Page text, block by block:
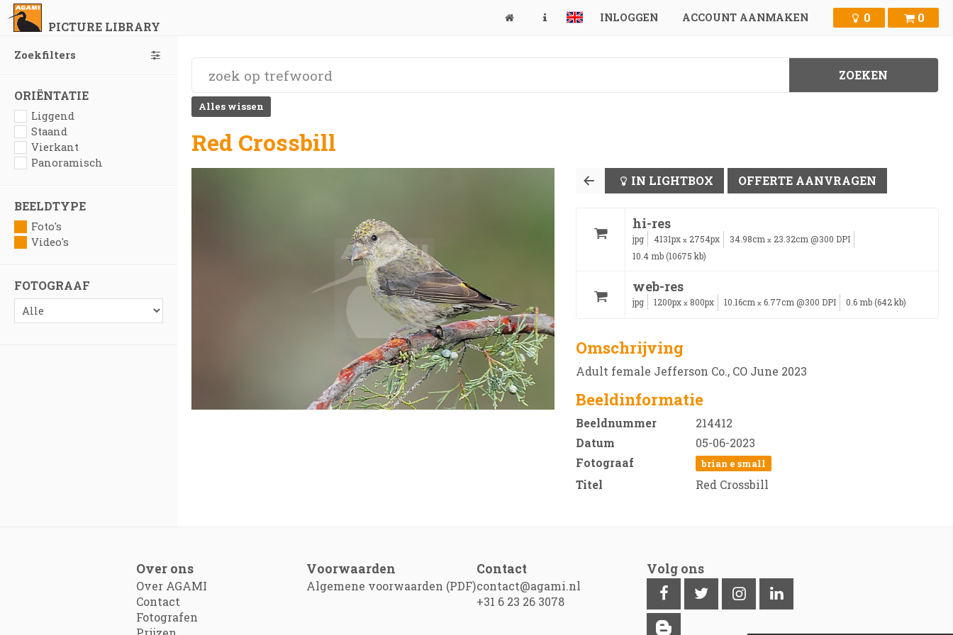
PICTURE LIBRARY
INLOGGEN ACCOUNT AANMAKEN 0 0
Zoekfilters
ORIËNTATIE
Liggend
Staand
Vierkant
Panoramisch
BEELDTYPE
Foto's
Video's
FOTOGRAAF
Alles wissen
Red Crossbill
IN LIGHTBOX OFFERTE AANVRAGEN
hi-res
jpg 4131px x 2754px 34.98cm x 23.32cm @300 DPI
10.4 mb (10675 kb)
web-res
jpg 1200px x 800px 10.16cm x 6.77cm @300 DPI 0.6 mb (642 kb)
Omschrijving
Adult female Jefferson Co., CO June 2023
Beeldinformatie
Beeldnummer
214412
Datum
05-06-2023
Fotograaf
brian e small
Titel Red Crossbill
Over ons
Over AGAMI
Contact
Fotografen
Voorwaarden
Algemene voorwaarden (PDF)
Contact
contact@agami.nl
+31 6 23 26 3078
Volg ons